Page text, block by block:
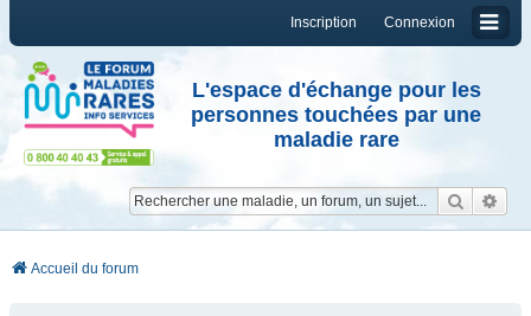
Connexion
Inscription
L'espace d'échange pour les
personnes touchées par une
maladie rare
Accueil du forum